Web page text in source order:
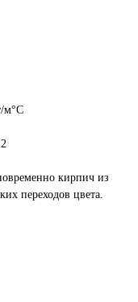
м°С
кирпич из
переходов цвета.